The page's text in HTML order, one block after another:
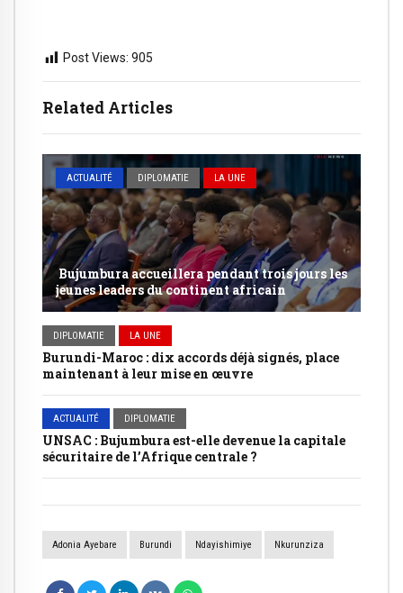
Related Articles
ACTUALITÉ DIPLOMATIE LA UNE
Bujumbura accueillera pendant trois jours les
jeunes leaders du continent africain
DIPLOMATIE LA UNE
Burundi-Maroc : dix accords déjà signés, place
maintenant à leur mise en œuvre
ACTUALITÉ DIPLOMATIE
UNSAC : Bujumbura est-elle devenue la capitale
sécuritaire de l’Afrique centrale ?
Post Views: 905
Adonia Ayebare Burundi Ndayishimiye Nkurunziza